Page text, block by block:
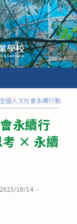
國人文社會永續行動創
永續行
考 × 永續
2025/10/14